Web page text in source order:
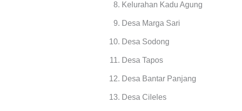
Kelurahan Kadu Agung
Desa Marga Sari
Desa Sodong
Desa Tapos
Desa Bantar Panjang
Desa Cileles